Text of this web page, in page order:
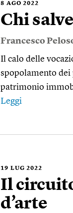
8 AGO 2022
Chi
Francesco
Il calo delle
spopolamento dei
patrimonio
Leggi
19 LUG 2022
Il
d’arte